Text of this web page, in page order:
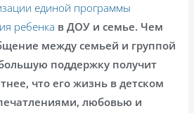
единой программы
ребенка в ДОУ и семье. Чем
между семьей и группой
поддержку получит
что его жизнь в детском
любовью и